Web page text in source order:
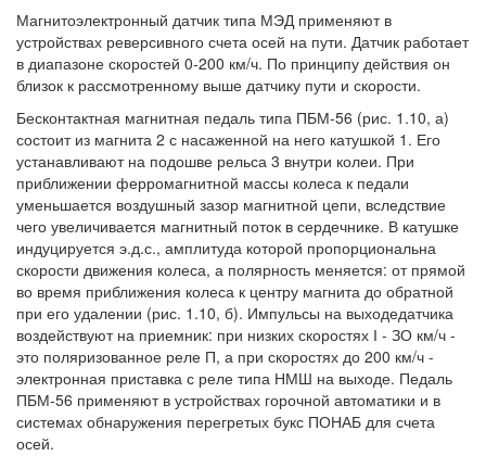
Магнитоэлектронный датчик типа МЭД применяют в
устройствах реверсивного счета осей на пути. Датчик работает
в диапазоне скоростей 0-200 км/ч. По принципу действия он
близок к рассмотренному выше датчику пути и скорости.
Бесконтактная магнитная педаль типа ПБМ-56 (рис. 1.10, а)
состоит из магнита 2 с насаженной на него катушкой 1. Его
устанавливают на подошве рельса 3 внутри колеи. При
приближении ферромагнитной массы колеса к педали
уменьшается воздушный зазор магнитной цепи, вследствие
чего увеличивается магнитный поток в сердечнике. В катушке
индуцируется э.д.с., амплитуда которой пропорциональна
скорости движения колеса, а полярность меняется: от прямой
во время приближения колеса к центру магнита до обратной
при его удалении (рис. 1.10, б). Импульсы на выходедатчика
воздействуют на приемник: при низких скоростях І - ЗО км/ч -
это поляризованное реле П, а при скоростях до 200 км/ч -
электронная приставка с реле типа НМШ на выходе. Педаль
ПБМ-56 применяют в устройствах горочной автоматики и в
системах обнаружения перегретых букс ПОНАБ для счета
осей.